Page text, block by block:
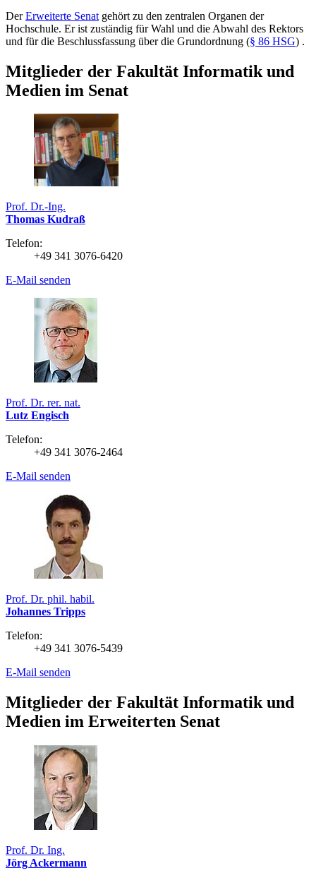
DerErweiterte Senat gehört zu den zentralen Organen der
Hochschule. Er ist zuständig für Wahl und die Abwahl des Rektors
und für die Beschlussfassung über die Grundordnung (§ 86 HSG) .
Mitglieder der Fakultät Informatik und
Medien im Senat
Prof. Dr.-Ing.
Thomas Kudraß
Telefon:
+49 341 3076-6420
E-Mail senden
Prof. Dr. rer. nat.
Lutz Engisch
Telefon:
+49 341 3076-2464
E-Mail senden
Prof. Dr. phil. habil.
Johannes Tripps
Telefon:
+49 341 3076-5439
E-Mail senden
Mitglieder der Fakultät Informatik und
Medien im Erweiterten Senat
Prof. Dr. Ing.
Jörg Ackermann